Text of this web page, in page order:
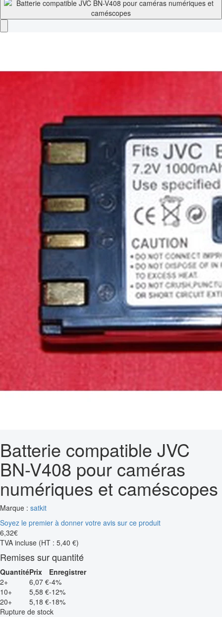
Batterie compatible JVC
BN-V408 pour caméras
numériques et caméscopes
Marque : satkit
Soyez le premier à donner votre avis sur ce produit
6,32€
TVA incluse (HT : 5,40 €)
Remises sur quantité
QuantitéPrix
Enregistrer
2+
6,07 €-4%
10+
5,58 €-12%
20+
5,18 €-18%
Rupture de stock